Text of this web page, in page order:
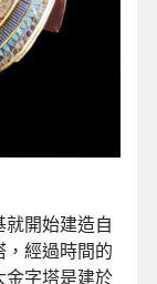
開始建造自
，經過時間的
金字塔是建於